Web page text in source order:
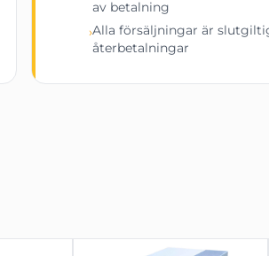
1-3 dagar
av betalning
›Alla försäljningar är
återbetalningar